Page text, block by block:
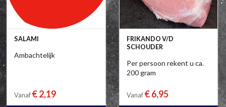
SALAMI
Ambachtelijk
Vanaf € 2,19
FRIKANDO V/D
SCHOUDER
Per persoon rekent u ca.
200 gram
Vanaf € 6,95